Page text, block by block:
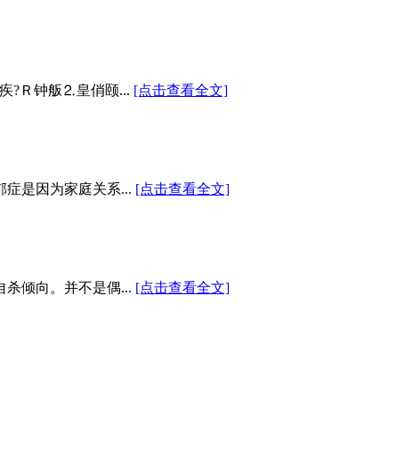
?Ｒ钟舨⒉皇俏颐... [点击查看全文]
症是因为家庭关系... [点击查看全文]
杀倾向。并不是偶... [点击查看全文]